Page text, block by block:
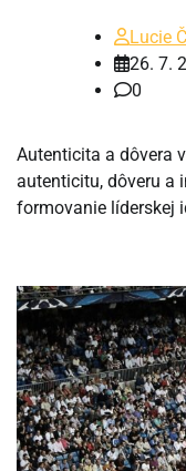
Lucie
26. 7.
0
Autenticita a dôvera
autenticitu, dôveru a
formovanie líderskej